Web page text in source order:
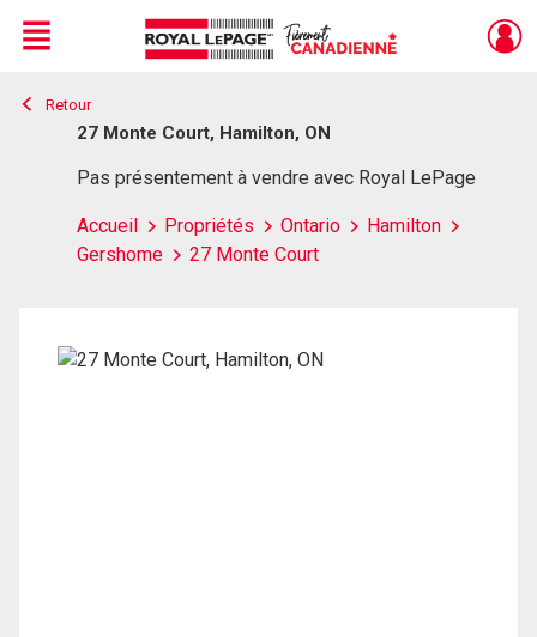
Live
En Direct
Menu
Retour
27 Monte Court, Hamilton, ON
Pas présentement à vendre avec Royal LePage
Accueil Propriétés Ontario
Hamilton
Gershome
27 Monte Court